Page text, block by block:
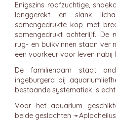
Enigszins roofzuchtige,
langgerekt en slank
samengedrukte kop met
samengedrukt achterlijf. De
rug- en buikvinnen staan ver
een voorkeur voor leven
De familienaam staat
ingeburgerd bij
bestaande systematiek is
Voor het aquarium
beide geslachten ➛Aplocheilus